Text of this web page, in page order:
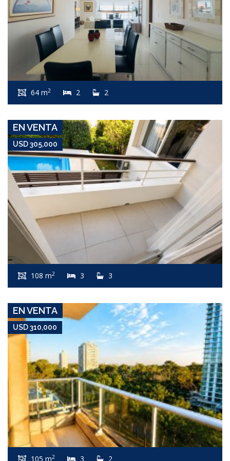
64 m2 2 2
USD 305,000
Apartamento #7632
PENÍNSULA
EN VENTA
USD 305,000
108 m2 3 3
USD 310,000
Apartamento #8324
ROOSEVELT
EN VENTA
USD 310,000
105 m2 3 2
USD 310,000
Apartamento #7485